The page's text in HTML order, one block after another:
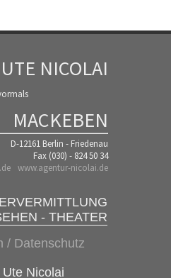
UTE NICOLAI
MACKEBEN
D-12161 Berlin - Friedenau
Fax (030) - 824 50 34
www.agentur-nicolai.de
- THEATER
/ Datenschutz
Nicolai